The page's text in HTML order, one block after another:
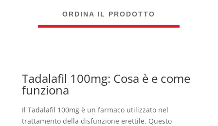
ORDINA IL PRODOTTO
Tadalafil 100mg: Cosa è e come
funziona
Il Tadalafil 100mg è un farmaco utilizzato nel
trattamento della disfunzione erettile. Questo